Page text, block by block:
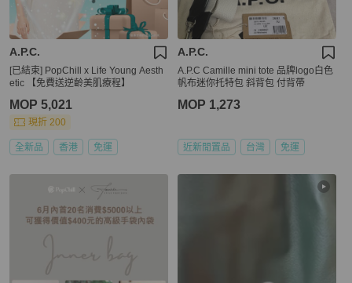
A.P.C.
[已結束] PopChill x Life Young Aesth
etic 【免費送逆齡美肌療程】
MOP 5,021
現折 200
全新品 香港 免運
A.P.C.
A.P.C Camille mini tote 品牌logo白色
帆布迷你托特包 斜背包 付背帶
MOP 1,273
近新閒置品 台灣 免運